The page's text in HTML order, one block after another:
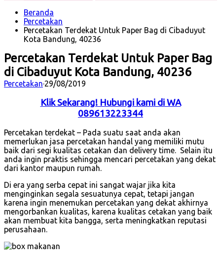
Beranda
Percetakan
Percetakan Terdekat Untuk Paper Bag di Cibaduyut
Kota Bandung, 40236
Percetakan Terdekat Untuk Paper Bag
di Cibaduyut Kota Bandung, 40236
Percetakan·29/08/2019
Klik Sekarang! Hubungi kami di WA
089613223344
Percetakan terdekat – Pada suatu saat anda akan
memerlukan jasa percetakan handal yang memiliki mutu
baik dari segi kualitas cetakan dan delivery time. Selain itu
anda ingin praktis sehingga mencari percetakan yang dekat
dari kantor maupun rumah.
Di era yang serba cepat ini sangat wajar jika kita
menginginkan segala sesuatunya cepat, tetapi jangan
karena ingin menemukan percetakan yang dekat akhirnya
mengorbankan kualitas, karena kualitas cetakan yang baik
akan membuat kita bangga, serta meningkatkan reputasi
perusahaan.